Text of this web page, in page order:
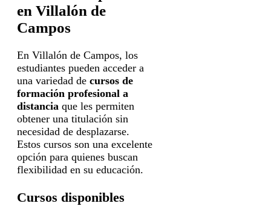
en Villalón de
Campos
En Villalón de Campos, los
estudiantes pueden acceder a
una variedad de cursos de
formación profesional a
distancia que les permiten
obtener una titulación sin
necesidad de desplazarse.
Estos cursos son una excelente
opción para quienes buscan
flexibilidad en su educación.
Cursos disponibles